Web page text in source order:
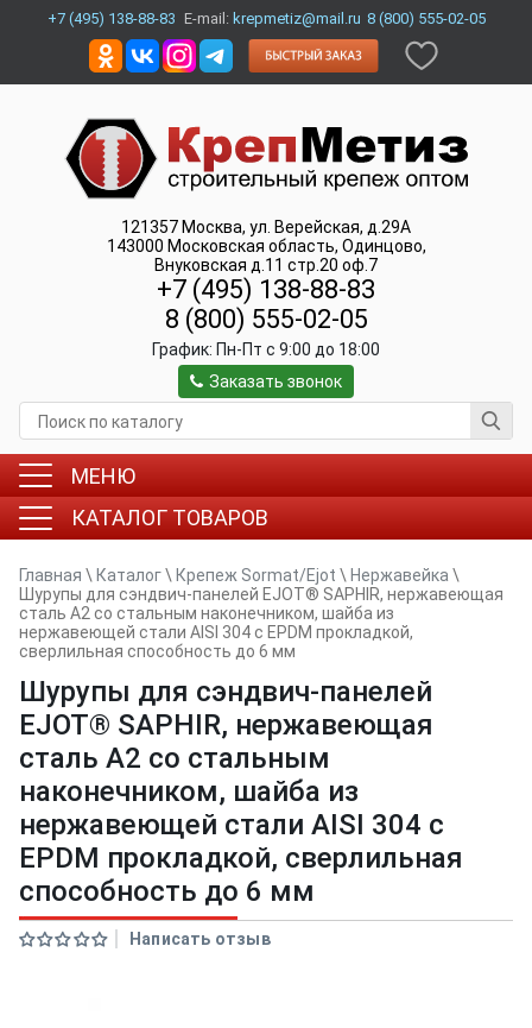
+7 (495) 138-88-83 E-mail: krepmetiz@mail.ru 8 (800) 555-02-05
121357 Москва, ул. Верейская, д.29А
143000 Московская область, Одинцово,
Внуковская д.11 стр.20 оф.7
+7 (495) 138-88-83
8 (800) 555-02-05
График: Пн-Пт c 9:00 до 18:00
Заказать звонок
МЕНЮ
КАТАЛОГ ТОВАРОВ
Главная \ Каталог\ Крепеж Sormat/Ejot \ Нержавейка \
Шурупы для сэндвич-панелей EJOT® SAPHIR, нержавеющая
сталь А2 со стальным наконечником, шайба из
нержавеющей стали AISI 304 с EPDM прокладкой,
сверлильная способность до 6 мм
Шурупы для сэндвич-панелей
EJOT® SAPHIR, нержавеющая
сталь А2 со стальным
наконечником, шайба из
нержавеющей стали AISI 304 с
EPDM прокладкой, сверлильная
способность до 6 мм
Написать отзыв